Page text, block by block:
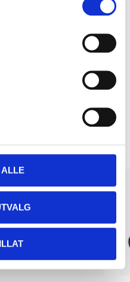
also bought